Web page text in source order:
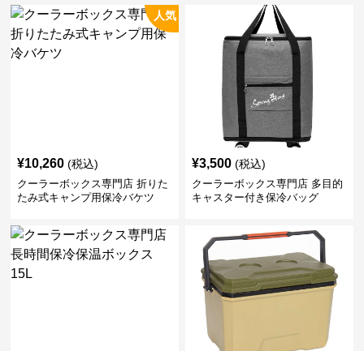
人気
¥10,260 (税込)
クーラーボックス専門店 折りた
たみ式キャンプ用保冷バケツ
¥3,500 (税込)
クーラーボックス専門店 多目的
キャスター付き保冷バッグ